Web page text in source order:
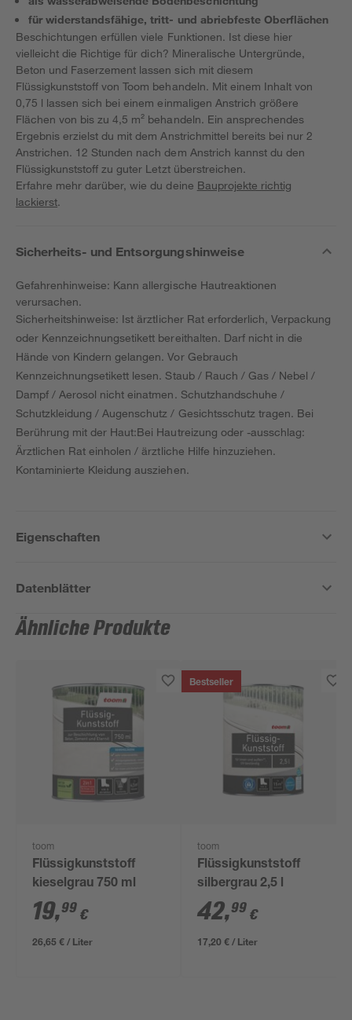
für widerstandsfähige, tritt- und abriebfeste Oberflächen
Beschichtungen erfüllen viele Funktionen. Ist diese hier
vielleicht die Richtige für dich? Mineralische Untergründe,
Beton und Faserzement lassen sich mit diesem
Flüssigkunststoff von Toom behandeln. Mit einem Inhalt von
0,75 l lassen sich bei einem einmaligen Anstrich größere
Flächen von bis zu 4,5 m² behandeln. Ein ansprechendes
Ergebnis erzielst du mit dem Anstrichmittel bereits bei nur 2
Anstrichen. 12 Stunden nach dem Anstrich kannst du den
Flüssigkunststoff zu guter Letzt überstreichen.
Erfahre mehr darüber, wie du deine Bauprojekte richtig
lackierst.
Sicherheits- und Entsorgungshinweise
Gefahrenhinweise: Kann allergische Hautreaktionen
verursachen.
Sicherheitshinweise: Ist ärztlicher Rat erforderlich, Verpackung
oder Kennzeichnungsetikett bereithalten. Darf nicht in die
Hände von Kindern gelangen. Vor Gebrauch
Kennzeichnungsetikett lesen. Staub / Rauch / Gas / Nebel /
Dampf / Aerosol nicht einatmen. Schutzhandschuhe /
Schutzkleidung / Augenschutz / Gesichtsschutz tragen. Bei
Berührung mit der Haut:Bei Hautreizung oder -ausschlag:
Ärztlichen Rat einholen / ärztliche Hilfe hinzuziehen.
Kontaminierte Kleidung ausziehen.
Eigenschaften
Datenblätter
Ähnliche Produkte
toom
Flüssigkunststoff
kieselgrau 750 ml
19,99 €
26,65 € / Liter
Bestseller
toom
Flüssigkunststoff
silbergrau 2,5 l
42,99 €
17,20 € / Liter